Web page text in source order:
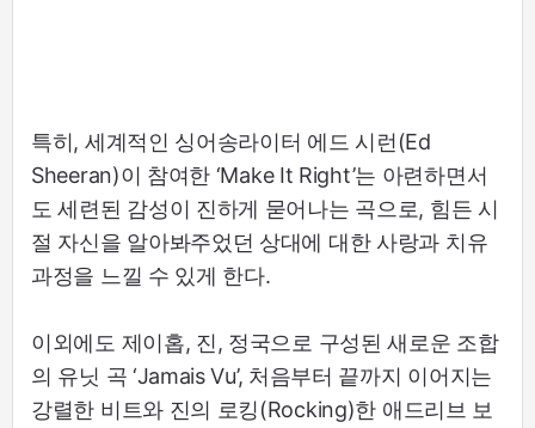
특히, 세계적인 싱어송라이터 에드 시런(Ed
Sheeran)이 참여한 ‘Make It Right’는 아련하면서
도 세련된 감성이 진하게 묻어나는 곡으로, 힘든 시
절 자신을 알아봐주었던 상대에 대한 사랑과 치유
과정을 느낄 수 있게 한다.
이외에도 제이홉, 진, 정국으로 구성된 새로운 조합
의 유닛 곡 ‘Jamais Vu’, 처음부터 끝까지 이어지는
강렬한 비트와 진의 로킹(Rocking)한 애드리브 보